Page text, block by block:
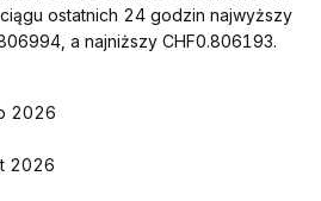
ostatnich 24 godzin najwyższy
a najniższy CHF0.806193.
2026
2026